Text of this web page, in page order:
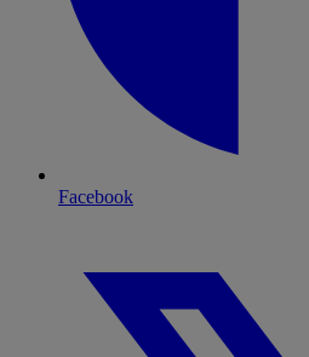
Facebook